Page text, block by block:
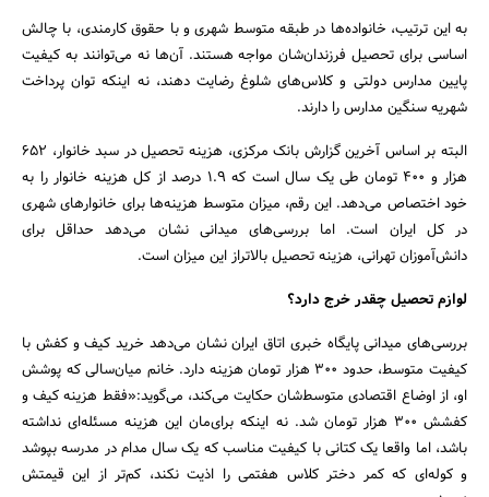
به این ترتیب، خانواده‌‌ها در طبقه متوسط شهری و با حقوق کارمندی، با چالش
اساسی برای تحصیل فرزندان‌شان مواجه هستند. آن‌ها نه می‌توانند به کیفیت
پایین مدارس دولتی و کلاس‌های شلوغ رضایت دهند، نه اینکه توان پرداخت
شهریه سنگین مدارس را دارند.
البته بر اساس آخرین گزارش بانک مرکزی، هزینه تحصیل در سبد خانوار، 652
هزار و 400 تومان طی یک سال است که 1.9 درصد از کل هزینه خانوار را به
خود اختصاص می‌دهد. این رقم، میزان متوسط هزینه‌ها برای خانوارهای شهری
در کل ایران است. اما بررسی‌های میدانی نشان می‌دهد حداقل برای
دانش‌آموزان تهرانی، هزینه تحصیل بالاتراز این میزان است.
لوازم‌ تحصیل چقدر خرج دارد؟
بررسی‌های میدانی پایگاه خبری اتاق ایران نشان می‌دهد خرید کیف و کفش با
کیفیت متوسط، حدود 300 هزار تومان هزینه دارد. خانم میان‌سالی که پوشش
او، از اوضاع اقتصادی متوسط‌‌شان حکایت می‌کند، می‌گوید:«فقط هزینه کیف و
کفشش 300 هزار تومان شد. نه اینکه برای‌مان این هزینه مسئله‌ای نداشته
باشد، اما واقعا یک کتانی با کیفیت مناسب که یک سال مدام در مدرسه بپوشد
و کوله‌ای که کمر دختر کلاس هفتمی را اذیت نکند، کم‌تر از این قیمتش